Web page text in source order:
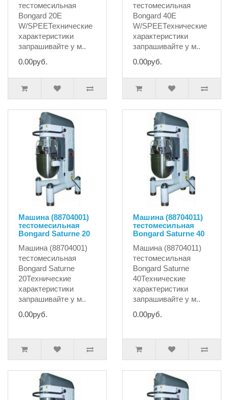
тестомесильная
Bongard 20E
W/SPEEТехнические
характеристики
запрашивайте у м..
0.00руб.
тестомесильная
Bongard 40E
W/SPEEТехнические
характеристики
запрашивайте у м..
0.00руб.
Машина (88704001)
тестомесильная
Bongard Saturne 20
Машина (88704001)
тестомесильная
Bongard Saturne
20Технические
характеристики
запрашивайте у м..
0.00руб.
Машина (88704011)
тестомесильная
Bongard Saturne 40
Машина (88704011)
тестомесильная
Bongard Saturne
40Технические
характеристики
запрашивайте у м..
0.00руб.